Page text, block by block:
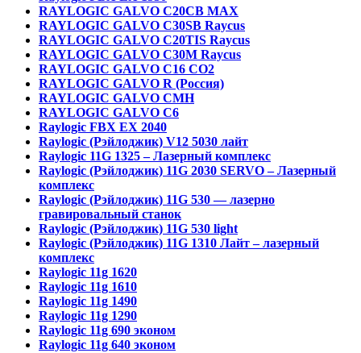
RAYLOGIC GALVO С20CB MAX
RAYLOGIC GALVO С30SB Raycus
RAYLOGIC GALVO C20TIS Raycus
RAYLOGIC GALVO С30M Raycus
RAYLOGIC GALVO С16 CO2
RAYLOGIC GALVO R (Россия)
RAYLOGIC GALVO CMH
RAYLOGIC GALVO С6
Raylogic FBX EX 2040
Raylogic (Рэйлоджик) V12 5030 лайт
Raylogic 11G 1325 – Лазерный комплекс
Raylogic (Рэйлоджик) 11G 2030 SERVO – Лазерный
комплекс
Raylogic (Рэйлоджик) 11G 530 — лазерно
гравировальный станок
Raylogic (Рэйлоджик) 11G 530 light
Raylogic (Рэйлоджик) 11G 1310 Лайт – лазерный
комплекс
Raylogic 11g 1620
Raylogic 11g 1610
Raylogic 11g 1490
Raylogic 11g 1290
Raylogic 11g 690 эконом
Raylogic 11g 640 эконом